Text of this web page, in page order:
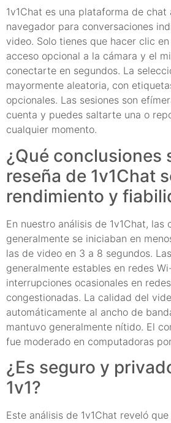
1v1Chat es una plataforma de chat
navegador para conversaciones
video. Solo tienes que hacer clic
acceso opcional a la cámara y el
conectarte en segundos. La
mayormente aleatoria, con
opcionales. Las sesiones son
cuenta y puedes saltarte una o
cualquier momento.
¿Qué conclusiones
reseña de 1v1Chat
rendimiento y
En nuestro análisis de 1v1Chat, las
generalmente se iniciaban en
las de video en 3 a 8 segundos.
generalmente estables en redes
interrupciones ocasionales en
congestionadas. La calidad del
automáticamente al ancho de
mantuvo generalmente nítido. El
fue moderado en computadoras
¿Es seguro y
1v1?
Este análisis de 1v1Chat reveló